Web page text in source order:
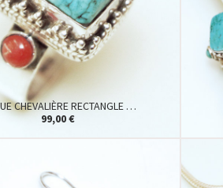
CHEVALIÈRE RECTANGLE …
99,00 €